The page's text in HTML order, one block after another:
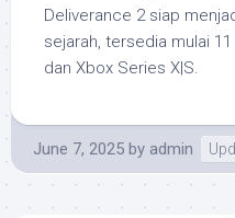
Deliverance 2 siap
sejarah, tersedia mulai
dan Xbox Series X|S.
June 7, 2025 by admin